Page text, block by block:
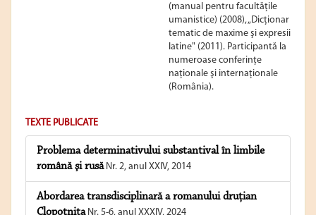
(manual pentru facultăţile
umanistice) (2008), „Dicţionar
tematic de maxime şi expresii
latine" (2011). Participantă la
numeroase conferinţe
naţionale şi internaţionale
(România).
TEXTE PUBLICATE
Problema determinativului substantival în limbile
română şi rusăNr. 2, anul XXIV, 2014
Abordarea transdisciplinară a romanului druțian
ClopotnițaNr. 5-6, anul XXXIV, 2024